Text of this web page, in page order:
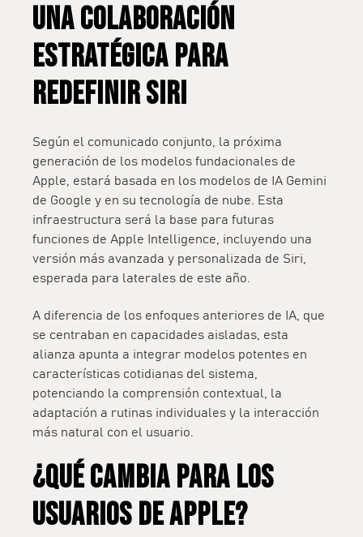
UNA COLABORACIÓN
ESTRATÉGICA PARA
REDEFINIR SIRI
Según el comunicado conjunto, la próxima
generación de los modelos fundacionales de
Apple, estará basada en los modelos de IA Gemini
de Google y en su tecnología de nube. Esta
infraestructura será la base para futuras
funciones de Apple Intelligence, incluyendo una
versión más avanzada y personalizada de Siri
esperada para laterales de este año.
A diferencia de los enfoques anteriores de IA, que
se centraban en capacidades aisladas, esta
alianza apunta a integrar modelos potentes en
características cotidianas del sistema
potenciando la comprensión contextual, la
adaptación a rutinas individuales y la interacción
más natural con el usuario.
¿QUÉ CAMBIA PARA LOS
USUARIOS DE APPLE?